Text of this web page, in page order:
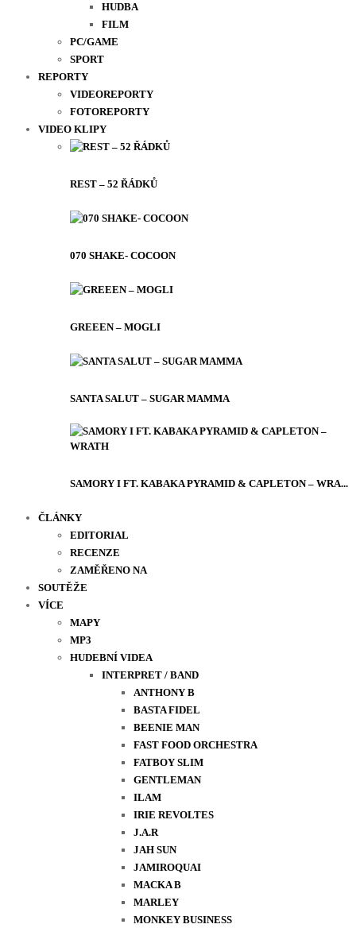
HUDBA
FILM
PC/GAME
SPORT
REPORTY
VIDEOREPORTY
FOTOREPORTY
VIDEO KLIPY
REST – 52 ŘÁDKŮ
070 SHAKE- COCOON
GREEEN – MOGLI
SANTA SALUT – SUGAR MAMMA
SAMORY I FT. KABAKA PYRAMID & CAPLETON – WRA...
ČLÁNKY
EDITORIAL
RECENZE
ZAMĚŘENO NA
SOUTĚŽE
VÍCE
MAPY
MP3
HUDEBNÍ VIDEA
INTERPRET / BAND
ANTHONY B
BASTA FIDEL
BEENIE MAN
FAST FOOD ORCHESTRA
FATBOY SLIM
GENTLEMAN
ILAM
IRIE REVOLTES
J.A.R
JAH SUN
JAMIROQUAI
MACKA B
MARLEY
MONKEY BUSINESS